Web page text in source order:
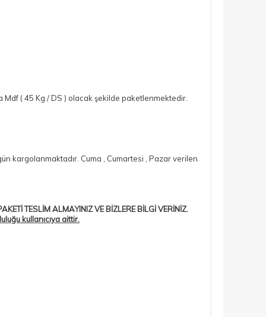
( 45 Kg / DS ) olacak şekilde paketlenmektedir.
kargolanmaktadır. Cuma , Cumartesi , Pazar verilen
TESLİM ALMAYINIZ VE BİZLERE BİLGİ VERİNİZ.
kullanıcıya aittir.